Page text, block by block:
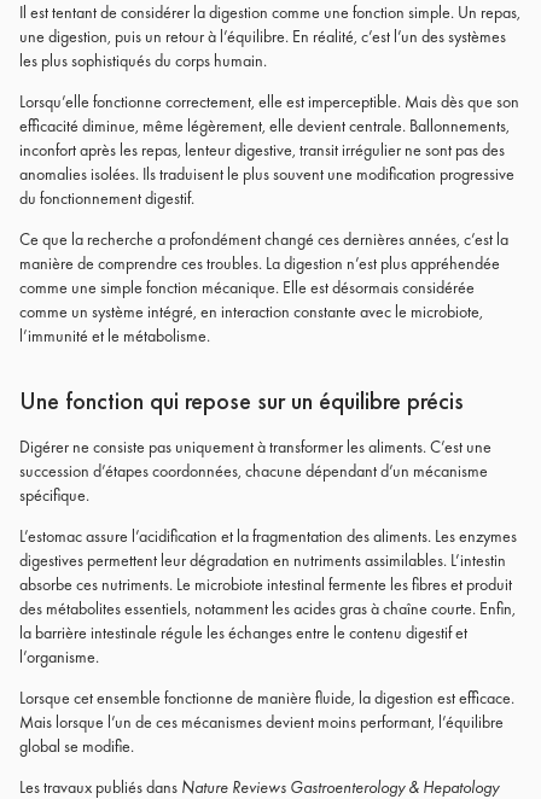
Il est tentant de considérer la digestion comme une fonction simple. Un repas,
une digestion, puis un retour à l’équilibre. En réalité, c’est l’un des systèmes
les plus sophistiqués du corps humain.
Lorsqu’elle fonctionne correctement, elle est imperceptible. Mais dès que son
efficacité diminue, même légèrement, elle devient centrale. Ballonnements,
inconfort après les repas, lenteur digestive, transit irrégulier ne sont pas des
anomalies isolées. Ils traduisent le plus souvent une modification progressive
du fonctionnement digestif.
Ce que la recherche a profondément changé ces dernières années, c’est la
manière de comprendre ces troubles. La digestion n’est plus appréhendée
comme une simple fonction mécanique. Elle est désormais considérée
comme un système intégré, en interaction constante avec le microbiote,
l’immunité et le métabolisme.
Une fonction qui repose sur un équilibre précis
Digérer ne consiste pas uniquement à transformer les aliments. C’est une
succession d’étapes coordonnées, chacune dépendant d’un mécanisme
spécifique.
L’estomac assure l’acidification et la fragmentation des aliments. Les enzymes
digestives permettent leur dégradation en nutriments assimilables. L’intestin
absorbe ces nutriments. Le microbiote intestinal fermente les fibres et produit
des métabolites essentiels, notamment les acides gras à chaîne courte. Enfin,
la barrière intestinale régule les échanges entre le contenu digestif et
l’organisme.
Lorsque cet ensemble fonctionne de manière fluide, la digestion est efficace.
Mais lorsque l’un de ces mécanismes devient moins performant, l’équilibre
global se modifie.
Les travaux publiés dans Nature Reviews Gastroenterology & Hepatology